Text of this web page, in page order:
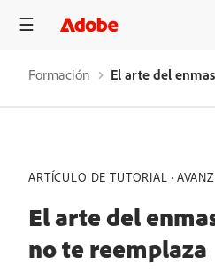
Formación
ARTÍCULO DE TUTORIAL
El arte del
no te reemplaza